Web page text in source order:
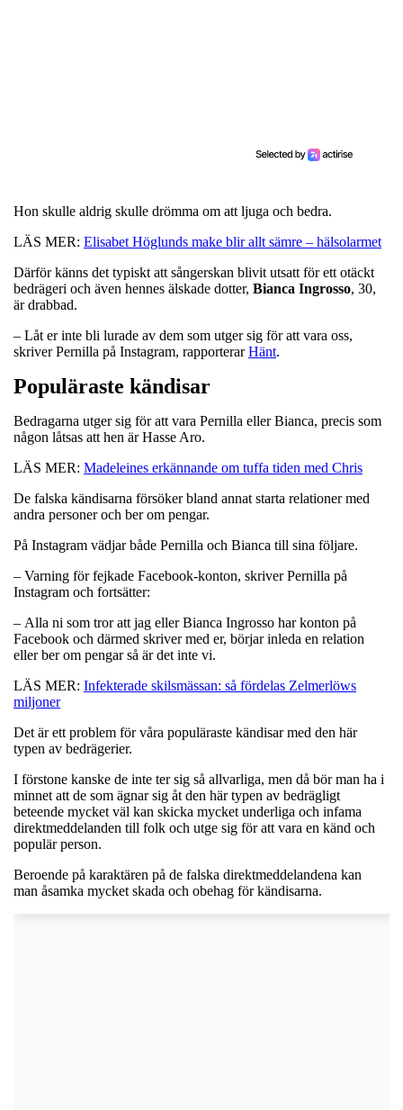
Hon skulle aldrig skulle drömma om att ljuga och bedra.
LÄS MER: Elisabet Höglunds make blir allt sämre – hälsolarmet
Därför känns det typiskt att sångerskan blivit utsatt för ett otäckt
bedrägeri och även hennes älskade dotter, Bianca Ingrosso, 30,
är drabbad.
– Låt er inte bli lurade av dem som utger sig för att vara oss,
skriver Pernilla på Instagram, rapporterarHänt.
Populäraste kändisar
Bedragarna utger sig för att vara Pernilla eller Bianca, precis som
någon låtsas att hen är Hasse Aro.
LÄS MER: Madeleines erkännande om tuffa tiden med Chris
De falska kändisarna försöker bland annat starta relationer med
andra personer och ber om pengar.
På Instagram vädjar både Pernilla och Bianca till sina följare.
– Varning för fejkade Facebook-konton, skriver Pernilla på
Instagram och fortsätter:
– Alla ni som tror att jag eller Bianca Ingrosso har konton på
Facebook och därmed skriver med er, börjar inleda en relation
eller ber om pengar så är det inte vi.
LÄS MER: Infekterade skilsmässan: så fördelas Zelmerlöws
miljoner
Det är ett problem för våra populäraste kändisar med den här
typen av bedrägerier.
I förstone kanske de inte ter sig så allvarliga, men då bör man ha i
minnet att de som ägnar sig åt den här typen av bedrägligt
beteende mycket väl kan skicka mycket underliga och infama
direktmeddelanden till folk och utge sig för att vara en känd och
populär person.
Beroende på karaktären på de falska direktmeddelandena kan
man åsamka mycket skada och obehag för kändisarna.